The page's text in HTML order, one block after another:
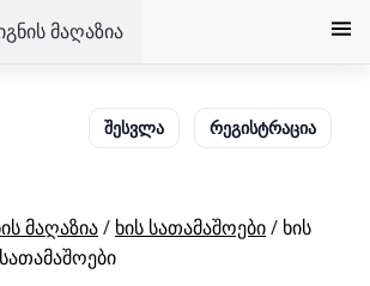
მაღაზია
შესვლა რეგისტრაცია
მაღაზია/ ხის სათამაშოები/ ხის